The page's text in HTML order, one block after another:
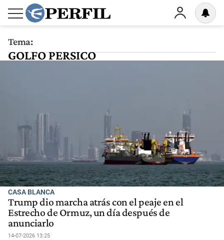
Tema:
GOLFO PERSICO
CASA BLANCA
Trump dio marcha atrás con el peaje en el
Estrecho de Ormuz, un día después de
anunciarlo
14-07-2026 13:25